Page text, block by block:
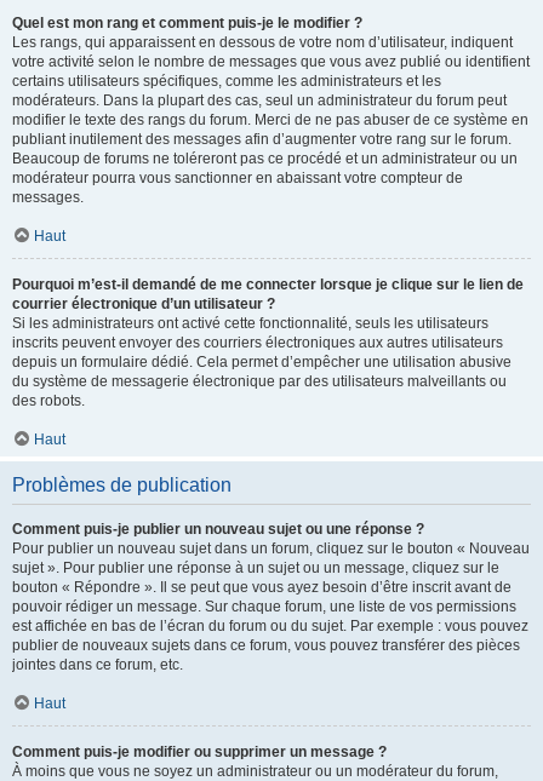
Quel est mon rang et comment puis-je le modifier ?
Les rangs, qui apparaissent en dessous de votre nom d’utilisateur, indiquent
votre activité selon le nombre de messages que vous avez publié ou identifient
certains utilisateurs spécifiques, comme les administrateurs et les
modérateurs. Dans la plupart des cas, seul un administrateur du forum peut
modifier le texte des rangs du forum. Merci de ne pas abuser de ce système en
publiant inutilement des messages afin d’augmenter votre rang sur le forum.
Beaucoup de forums ne toléreront pas ce procédé et un administrateur ou un
modérateur pourra vous sanctionner en abaissant votre compteur de
messages.
Haut
Pourquoi m’est-il demandé de me connecter lorsque je clique sur le lien de
courrier électronique d’un utilisateur ?
Si les administrateurs ont activé cette fonctionnalité, seuls les utilisateurs
inscrits peuvent envoyer des courriers électroniques aux autres utilisateurs
depuis un formulaire dédié. Cela permet d’empêcher une utilisation abusive
du système de messagerie électronique par des utilisateurs malveillants ou
des robots.
Haut
Problèmes de publication
Comment puis-je publier un nouveau sujet ou une réponse ?
Pour publier un nouveau sujet dans un forum, cliquez sur le bouton « Nouveau
sujet ». Pour publier une réponse à un sujet ou un message, cliquez sur le
bouton « Répondre ». Il se peut que vous ayez besoin d’être inscrit avant de
pouvoir rédiger un message. Sur chaque forum, une liste de vos permissions
est affichée en bas de l’écran du forum ou du sujet. Par exemple : vous pouvez
publier de nouveaux sujets dans ce forum, vous pouvez transférer des pièces
jointes dans ce forum, etc.
Haut
Comment puis-je modifier ou supprimer un message ?
À moins que vous ne soyez un administrateur ou un modérateur du forum,